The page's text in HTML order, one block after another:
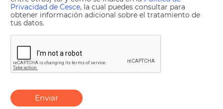
Privacidad de Cesce, la cual puedes consultar para
obtener información adicional sobre el tratamiento de
tus datos.
Enviar